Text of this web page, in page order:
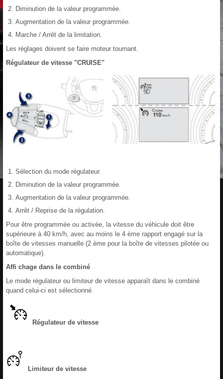
Diminution de la valeur programmée.
Augmentation de la valeur programmée.
Marche / Arrêt de la limitation.
Les réglages doivent se faire moteur tournant.
Régulateur de vitesse "CRUISE"
Sélection du mode régulateur.
Diminution de la valeur programmée.
Augmentation de la valeur programmée.
Arrêt / Reprise de la régulation.
Pour être programmée ou activée, la vitesse du véhicule doit être
supérieure à 40 km/h, avec au moins le 4 ème rapport engagé sur la
boîte de vitesses manuelle (2 ème pour la boîte de vitesses pilotée ou
automatique).
Affi chage dans le combiné
Le mode régulateur ou limiteur de vitesse apparaît dans le combiné
quand celui-ci est sélectionné.
Régulateur de vitesse
Limiteur de vitesse